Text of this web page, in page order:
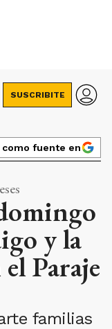
SUSCRIBITE
como fuente en
y la
Paraje
familias